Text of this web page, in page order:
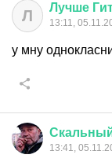
Л Лучше
13:11,
у мну
13:41,